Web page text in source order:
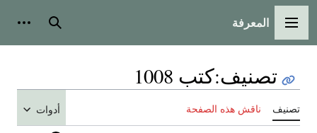
القائمة الرئيسية
المعرفة بحث
تصنيف:كتب 1008
ناقش هذه الصفحة أدوات